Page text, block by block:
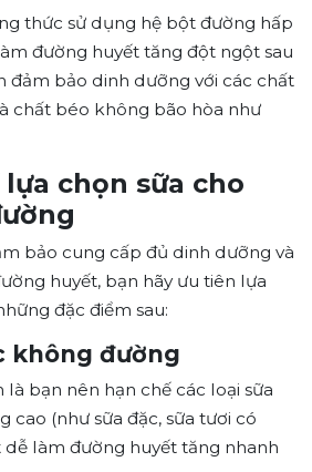
thức sử dụng hệ bột đường hấp
đường huyết tăng đột ngột sau
đảm bảo dinh dưỡng với các chất
chất béo không bão hòa như
chọn sữa cho
bảo cung cấp đủ dinh dưỡng và
huyết, bạn hãy ưu tiên lựa
đặc điểm sau:
không đường
bạn nên hạn chế các loại sữa
cao (như sữa đặc, sữa tươi có
làm đường huyết tăng nhanh